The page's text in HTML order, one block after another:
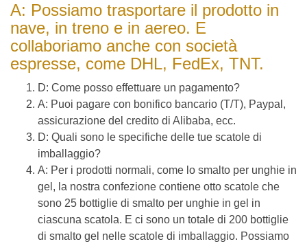
A: Possiamo trasportare il prodotto in
nave, in treno e in aereo. E
collaboriamo anche con società
espresse, come DHL, FedEx, TNT.
D: Come posso effettuare un pagamento?
A: Puoi pagare con bonifico bancario (T/T), Paypal,
assicurazione del credito di Alibaba, ecc.
D: Quali sono le specifiche delle tue scatole di
imballaggio?
A: Per i prodotti normali, come lo smalto per unghie in
gel, la nostra confezione contiene otto scatole che
sono 25 bottiglie di smalto per unghie in gel in
ciascuna scatola. E ci sono un totale di 200 bottiglie
di smalto gel nelle scatole di imballaggio. Possiamo